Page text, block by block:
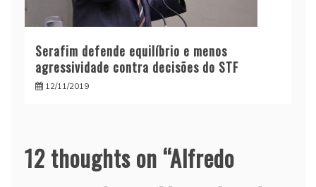
Serafim defende equilíbrio e menos
agressividade contra decisões do STF
12/11/2019
12 thoughts on “Alfredo